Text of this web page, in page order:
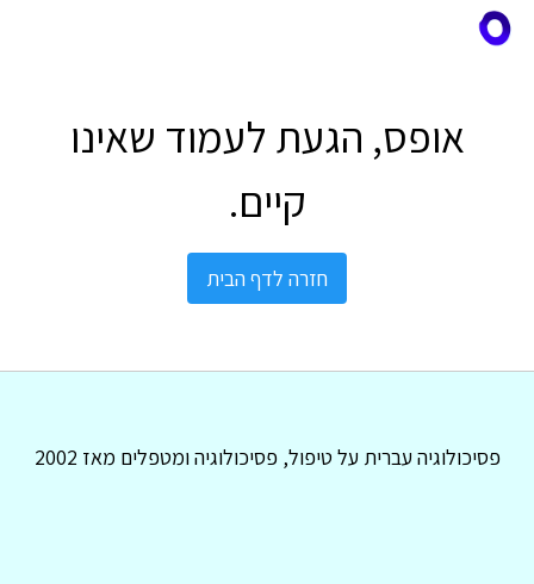
אופס, הגעת לעמוד שאינו
קיים.
חזרה לדף הבית
פסיכולוגיה עברית על טיפול, פסיכולוגיה ומטפלים מאז 2002